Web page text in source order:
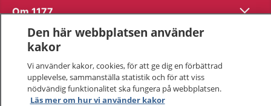
Om 1177 Visa
Kontakt
Behandling av personuppgifter
Den här webbplatsen använder
kakor
Vi använder kakor, cookies, för att ge dig en förbättrad
upplevelse, sammanställa statistik och för att viss
nödvändig funktionalitet ska fungera på webbplatsen.
Läs mer om hur vi använder kakor